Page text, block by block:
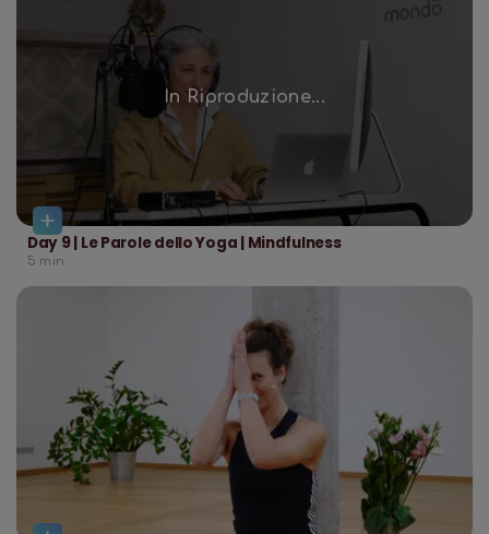
In Riproduzione...
Day 9 | Le Parole dello Yoga | Mindfulness
5 min